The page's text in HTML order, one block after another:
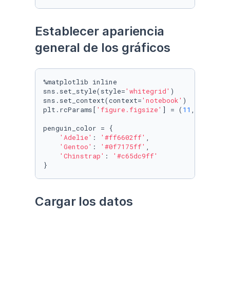
Establecer apariencia
general de los gráficos
%matplotlib inline
sns.set_style(style='whitegrid' )
sns.set_context(context='notebook' )
plt.rcParams[ 'figure.figsize' ] = ( 11 ,
penguin_color = {
'Adelie' : '#ff6602ff' ,
'Gentoo' : '#0f7175ff' ,
'Chinstrap' :
'#c65dc9ff'
}
Cargar los datos